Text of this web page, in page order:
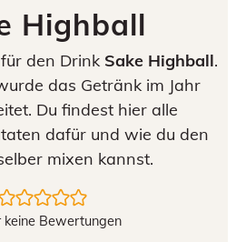
Highball
den Drink Sake Highball.
das Getränk im Jahr
Du findest hier alle
dafür und wie du den
mixen kannst.
keine Bewertungen